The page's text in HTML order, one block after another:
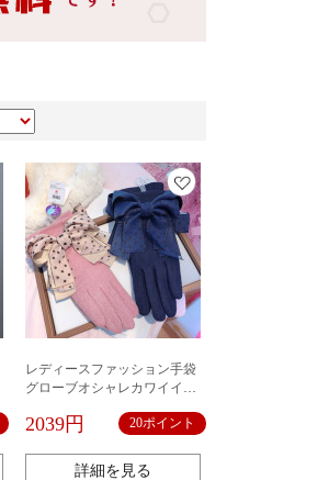
レディースファッション手袋
グローブオシャレカワイイ防
2039円 20ポイント
詳細を見る